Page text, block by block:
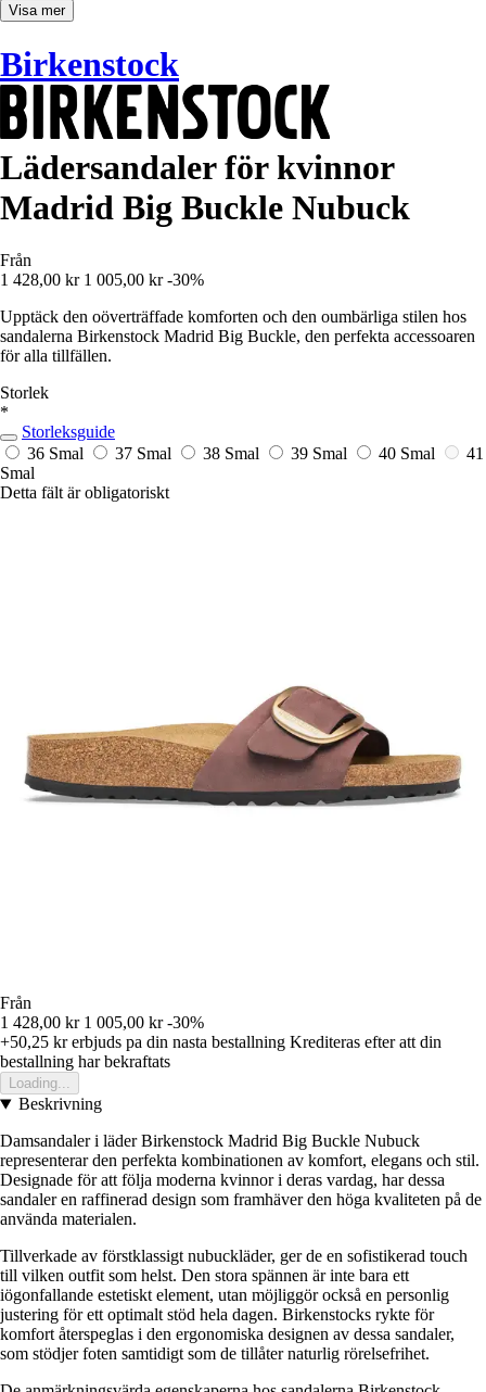
Visa mer
Birkenstock
Lädersandaler för kvinnor
Madrid Big Buckle Nubuck
Från
1 428,00 kr 1 005,00 kr -30%
Upptäck den oöverträffade komforten och den oumbärliga stilen hos
sandalerna Birkenstock Madrid Big Buckle, den perfekta accessoaren
för alla tillfällen.
Storlek
*
Storleksguide
36 Smal
37 Smal 38 Smal 39 Smal 40 Smal
41
Smal
Detta fält är obligatoriskt
Från
1 428,00 kr 1 005,00 kr -30%
+50,25 krerbjuds pa din nasta bestallning Krediteras efter att din
bestallning har bekraftats
Loading...
Beskrivning
Damsandaler i läder Birkenstock Madrid Big Buckle Nubuck
representerar den perfekta kombinationen av komfort, elegans och stil.
Designade för att följa moderna kvinnor i deras vardag, har dessa
sandaler en raffinerad design som framhäver den höga kvaliteten på de
använda materialen.
Tillverkade av förstklassigt nubuckläder, ger de en sofistikerad touch
till vilken outfit som helst. Den stora spännen är inte bara ett
iögonfallande estetiskt element, utan möjliggör också en personlig
justering för ett optimalt stöd hela dagen. Birkenstocks rykte för
komfort återspeglas i den ergonomiska designen av dessa sandaler,
som stödjer foten samtidigt som de tillåter naturlig rörelsefrihet.